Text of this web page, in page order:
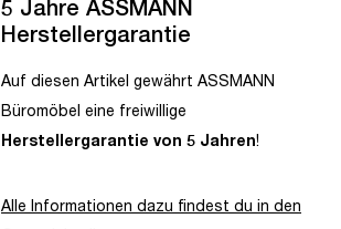
5 Jahre ASSMANN
Herstellergarantie
Auf diesen Artikel gewährt ASSMANN
Büromöbel eine freiwillige
Herstellergarantie von 5 Jahren!
Alle Informationen dazu findest du in den